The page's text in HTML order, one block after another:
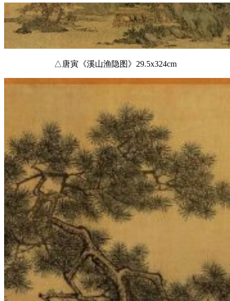
△唐寅《溪山渔隐图》29.5x324cm